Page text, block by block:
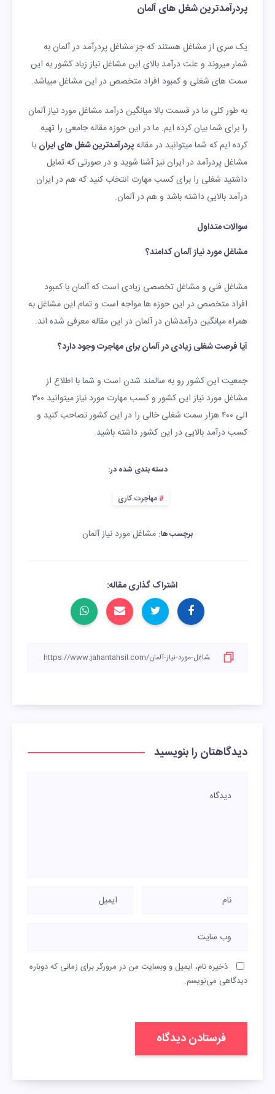
پردرآمدترین شغل های آلمان
یک سری از مشاغل هستند که جز مشاغل پردرآمد در آلمان به
شمار میروند و علت درآمد بالای این مشاغل نیاز زیاد کشور به این
سمت های شغلی و کمبود افراد متخصص در این مشاغل میباشد.
به طور کلی ما در قسمت بالا میانگین درآمد مشاغل مورد نیاز آلمان
را برای شما بیان کرده ایم. ما در این حوزه مقاله جامعی را تهیه
کرده ایم که شما میتوانید در مقالهپردرآمدترین شغل های ایران با
مشاغل پردرآمد در ایران نیز آشنا شوید و در صورتی که تمایل
داشتید شغلی را برای کسب مهارت انتخاب کنید که هم در ایران
درآمد بالایی داشته باشد و هم در آلمان.
سوالات متداول
مشاغل مورد نیاز آلمان کدامند؟
مشاغل فنی و مشاغل تخصصی زیادی است که آلمان با کمبود
افراد متخصص در این حوزه ها مواجه است و تمام این مشاغل به
همراه میانگین درآمدشان در آلمان در این مقاله معرفی شده اند.
آیا فرصت شغلی زیادی در آلمان برای مهاجرت وجود دارد؟
جمعیت این کشور رو به سالمند شدن است و شما با اطلاع از
مشاغل مورد نیاز این کشور و کسب مهارت مورد نیاز میتوانید ۳۰۰
الی ۴۰۰ هزار سمت شغلی خالی را در این کشور تصاحب کنید و
کسب درآمد بالایی در این کشور داشته باشید.
دسته بندی شده در:
مهاجرت کاری
برچسب ها: مشاغل مورد نیاز آلمان
اشتراک گذاری مقاله:
دیدگاهتان را بنویسید
ذخیره نام، ایمیل و وبسایت من در مرورگر برای زمانی که دوباره
دیدگاهی می‌نویسم.